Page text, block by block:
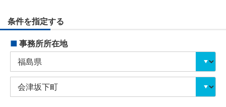
条件を指定する
■ 事務所所在地